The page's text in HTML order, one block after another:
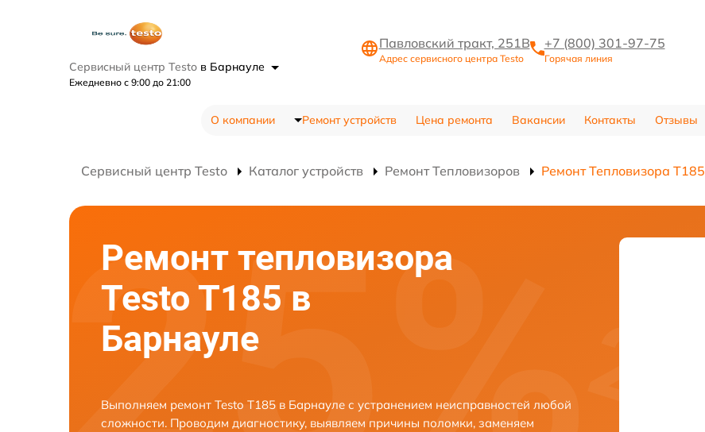
Сервисный центр Testo в Барнауле
Ежедневно с 9:00 до 21:00
Павловский тракт, 251В
Адрес сервисного центра Testo
+7 (800) 301-97-75
Горячая линия
О компании Ремонт устройств Цена ремонта Вакансии Контакты Отзывы
Сервисный центр Testo Каталог устройств Ремонт Тепловизоров Ремонт Тепловизора T185
Ремонт тепловизора
Testo T185 в
Барнауле
Выполняем ремонт Testo T185 в Барнауле с устранением неисправностей любой
сложности. Проводим диагностику, выявляем причины поломки, заменяем